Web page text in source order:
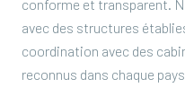
conforme et transparent.
avec des structures
coordination avec des
reconnus dans chaque